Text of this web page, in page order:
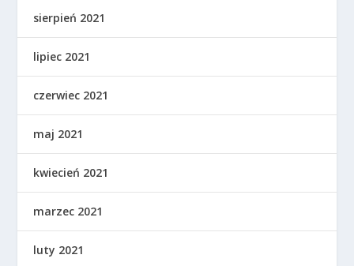
sierpień 2021
lipiec 2021
czerwiec 2021
maj 2021
kwiecień 2021
marzec 2021
luty 2021